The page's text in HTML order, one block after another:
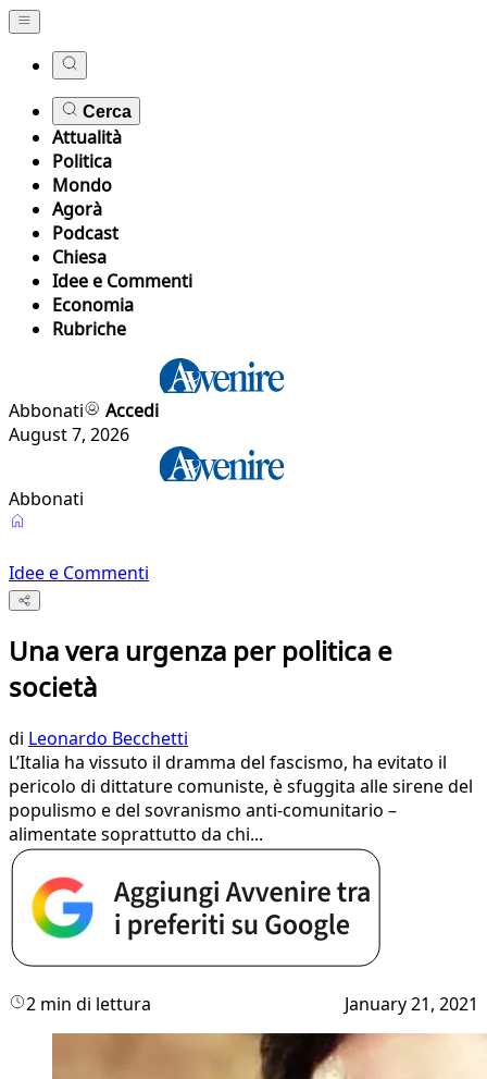
Cerca
Attualità
Politica
Mondo
Agorà
Podcast
Chiesa
Idee e Commenti
Economia
Rubriche
Abbonati
Accedi
August 7, 2026
Abbonati
Idee e Commenti
Una vera urgenza per politica e
società
di Leonardo Becchetti
L’Italia ha vissuto il dramma del fascismo, ha evitato il
pericolo di dittature comuniste, è sfuggita alle sirene del
populismo e del sovranismo anti-comunitario –
alimentate soprattutto da chi...
2 min di lettura January 21, 2021